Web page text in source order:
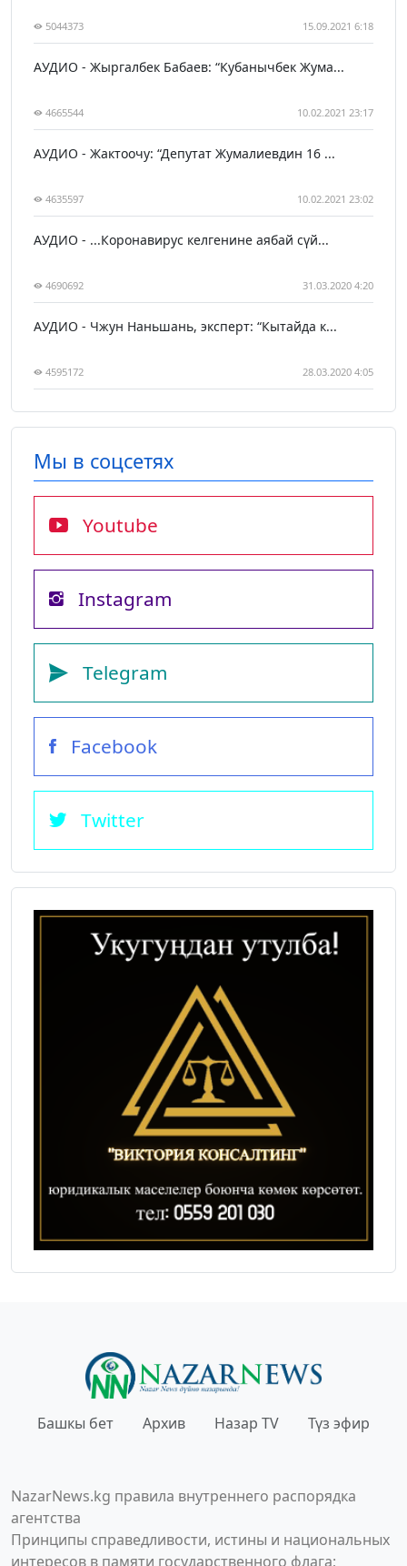
5044373 15.09.2021 6:18
АУДИО - Жыргалбек Бабаев: “Кубанычбек Жума...
4665544 10.02.2021 23:17
АУДИО - Жактоочу: “Депутат Жумалиевдин 16 ...
4635597 10.02.2021 23:02
АУДИО - ...Коронавирус келгенине аябай сүй...
4690692 31.03.2020 4:20
АУДИО - Чжун Наньшань, эксперт: “Кытайда к...
4595172 28.03.2020 4:05
Мы в соцсетях
Youtube
Instagram
Telegram
Facebook
Twitter
Башкы бет Архив Назар TV Түз эфир
NazarNews.kg правила внутреннего распорядка
агентства
Принципы справедливости, истины и национальных
интересов в памяти государственного флага;